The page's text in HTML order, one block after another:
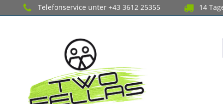
Telefonservice unter +43 3612 25355 14